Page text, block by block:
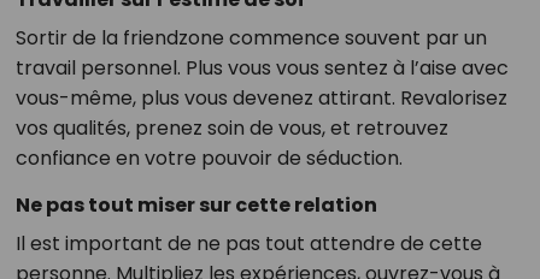
Sortir de la friendzone commence souvent par un
travail personnel. Plus vous vous sentez à l’aise avec
vous-même, plus vous devenez attirant. Revalorisez
vos qualités, prenez soin de vous, et retrouvez
confiance en votre pouvoir de séduction.
Ne pas tout miser sur cette relation
Il est important de ne pas tout attendre de cette